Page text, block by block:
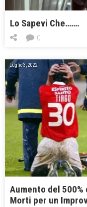
Lo Sapevi Che…….
0
Luglio 3, 2022
Aumento del 500%
Morti per un